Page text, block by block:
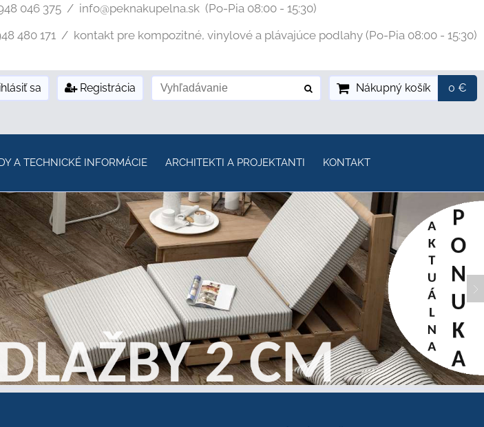
948 046 375 / info@peknakupelna.sk (Po-Pia 08:00 - 15:30)
480 171 / kontakt pre kompozitné, vinylové a plávajúce podlahy (Po-Pia 08:00 - 15:30)
sa Registrácia Nákupný košík 0 €
A TECHNICKÉ INFORMÁCIE ARCHITEKTI A PROJEKTANTI KONTAKT